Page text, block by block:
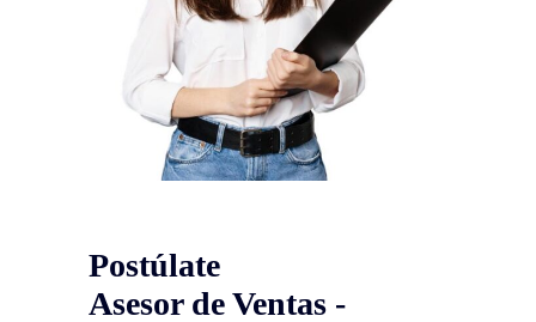
Postúlate
Asesor de Ventas -